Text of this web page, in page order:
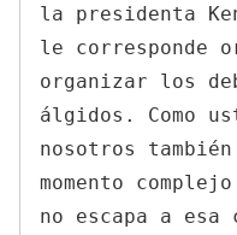
la presidenta
le corresponde
organizar los
álgidos. Como
nosotros
momento
no escapa a esa